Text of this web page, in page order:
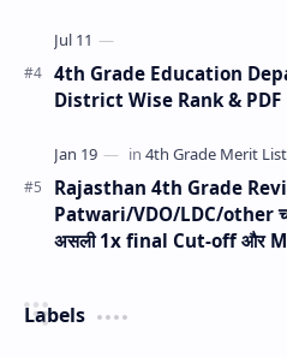
4th Grade Education
District Wise Rank & PDF
Rajasthan 4th Grade
Patwari/VDO/LDC/other
असली 1x final Cut-off और
Labels